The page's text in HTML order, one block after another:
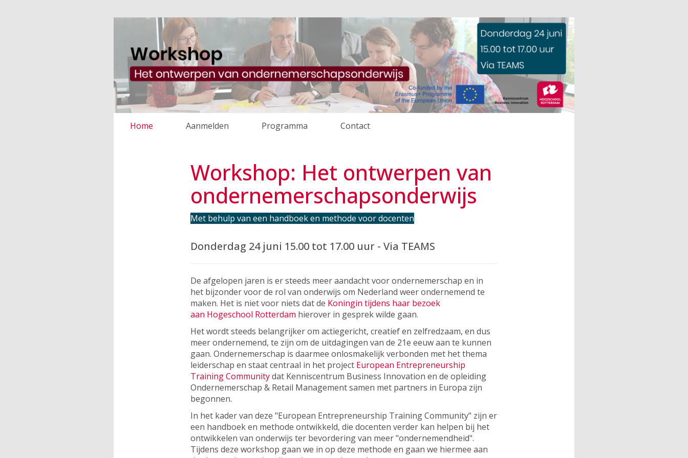
Home Aanmelden Programma Contact
Workshop: Het ontwerpen van
ondernemerschapsonderwijs
Met behulp van een handboek en methode voor docenten
Donderdag 24 juni 15.00 tot 17.00 uur - Via TEAMS
De afgelopen jaren is er steeds meer aandacht voor ondernemerschap en in
het bijzonder voor de rol van onderwijs om Nederland weer ondernemend te
maken. Het is niet voor niets dat de Koningin tijdens haar bezoek
aan Hogeschool Rotterdam hierover in gesprek wilde gaan.
Het wordt steeds belangrijker om actiegericht, creatief en zelfredzaam, en dus
meer ondernemend, te zijn om de uitdagingen van de 21e eeuw aan te kunnen
gaan. Ondernemerschap is daarmee onlosmakelijk verbonden met het thema
leiderschap en staat centraal in het project European Entrepreneurship
Training Communitydat Kenniscentrum Business Innovation en de opleiding
Ondernemerschap & Retail Management samen met partners in Europa zijn
begonnen.
In het kader van deze "European Entrepreneurship Training Community" zijn er
een handboek en methode ontwikkeld, die docenten verder kan helpen bij het
ontwikkelen van onderwijs ter bevordering van meer "ondernemendheid".
Tijdens deze workshop gaan we in op deze methode en gaan we hiermee aan